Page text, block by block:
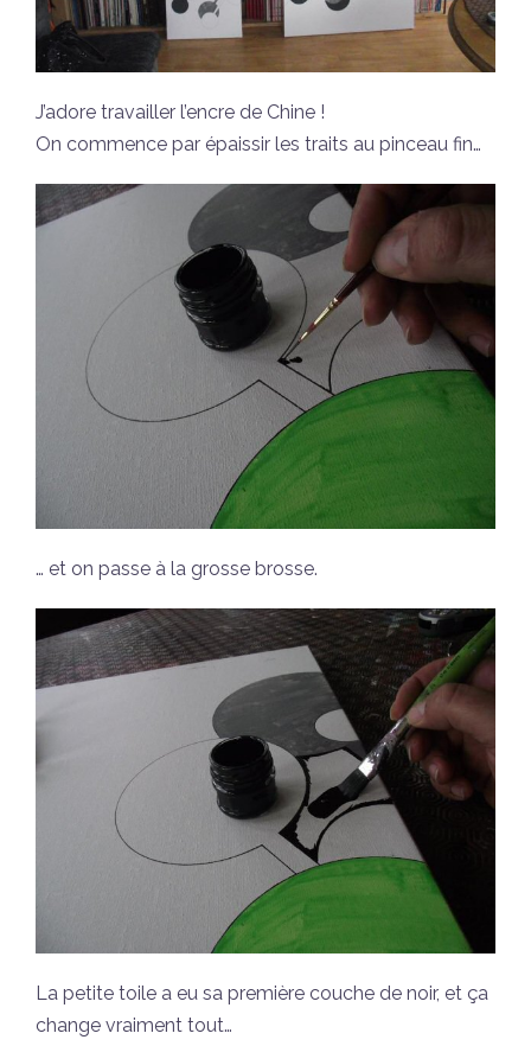
J’adore travailler l’encre de Chine !
On commence par épaissir les traits au pinceau fin…
… et on passe à la grosse brosse.
La petite toile a eu sa première couche de noir, et ça
change vraiment tout…